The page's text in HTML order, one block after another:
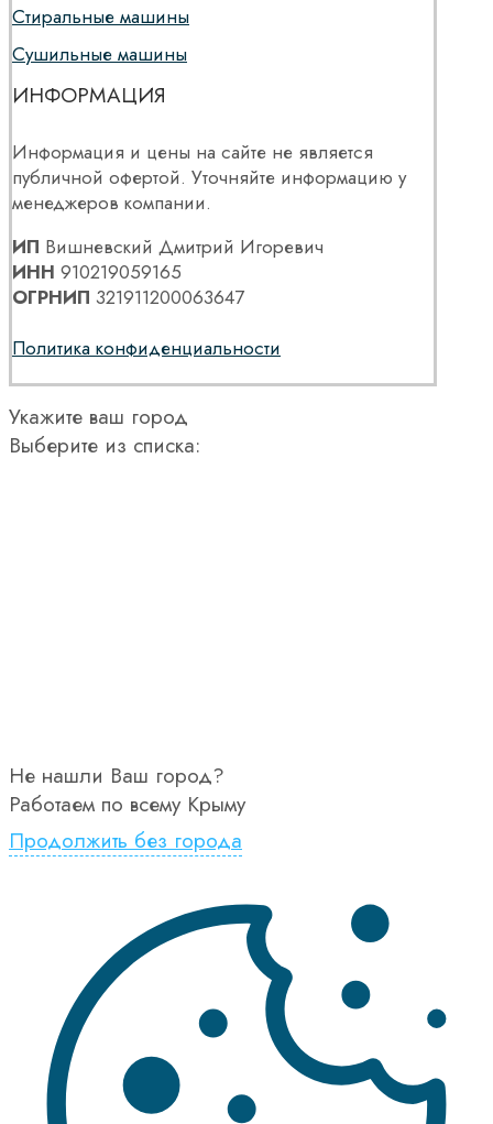
Стиральные машины
Сушильные машины
ИНФОРМАЦИЯ
Информация и цены на сайте не является
публичной офертой. Уточняйте информацию у
менеджеров компании.
ИП Вишневский Дмитрий Игоревич
ИНН 910219059165
ОГРНИП 321911200063647
Политика конфиденциальности
Укажите ваш город
Выберите из списка:
Не нашли Ваш город?
Работаем по всему Крыму
Продолжить без города